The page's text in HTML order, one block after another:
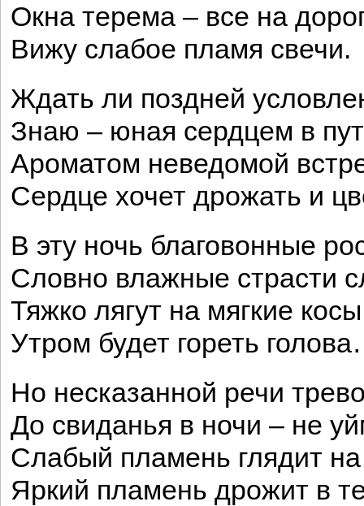
Окна терема – все на
Вижу слабое пламя свечи.
Ждать ли поздней
Знаю – юная сердцем в
Ароматом неведомой
Сердце хочет дрожать и
В эту ночь благовонные
Словно влажные страсти
Тяжко лягут на мягкие
Утром будет гореть
Но несказанной речи
До свиданья в ночи – не
Слабый пламень глядит на
Яркий пламень дрожит в